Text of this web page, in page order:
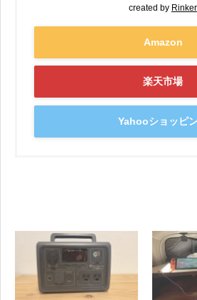
created by Rinker
Amazon
楽天市場
Yahooショッピ